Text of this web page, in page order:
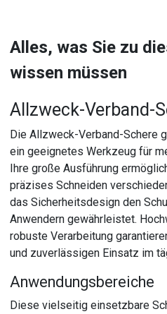
Alles, was Sie zu
wissen müssen
Allzweck-Verband-
Die Allzweck-Verband-Schere
ein geeignetes Werkzeug für
Ihre große Ausführung
präzises Schneiden
das Sicherheitsdesign den
Anwendern gewährleistet.
robuste Verarbeitung
und zuverlässigen Einsatz im
Anwendungsbereiche
Diese vielseitig einsetzbare